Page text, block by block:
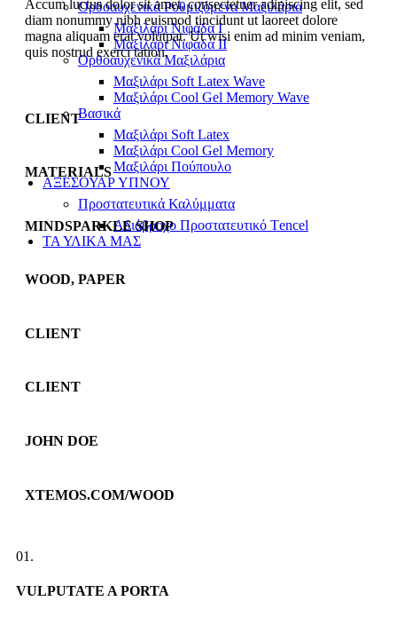
Ορθοαυχενικά Ρυθμιζόμενα Μαξιλάρια
Mαξιλάρι Νιφάδα Ι
Mαξιλάρι Νιφάδα ΙΙ
Ορθοαυχενικά Μαξιλάρια
Mαξιλάρι Soft Latex Wave
Mαξιλάρι Cool Gel Memory Wave
Βασικά
Mαξιλάρι Soft Latex
Mαξιλάρι Cool Gel Memory
Mαξιλάρι Πούπουλο
ΑΞΕΣΟΥΑΡ ΥΠΝΟΥ
Προστατευτικά Καλύμματα
Αδιάβροχο Προστατευτικό Τencel
ΤΑ ΥΛΙΚΑ ΜΑΣ
Accum luctus dolor sit amet, consectetuer adipiscing elit, sed
diam nonummy nibh euismod tincidunt ut laoreet dolore
magna aliquam erat volutpat. Ut wisi enim ad minim veniam,
quis nostrud exerci tation.
CLIENT
MATERIALS
MINDSPARKLE SHOP
WOOD, PAPER
CLIENT
CLIENT
JOHN DOE
XTEMOS.COM/WOOD
01.
VULPUTATE A PORTA